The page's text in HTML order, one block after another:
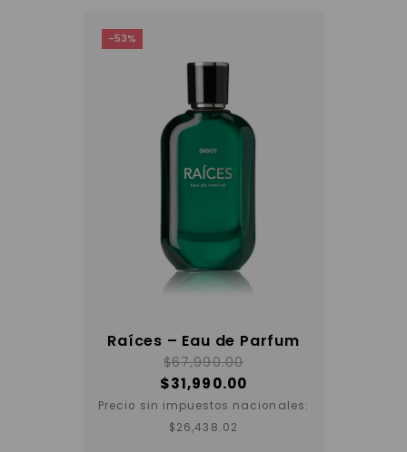
-53%
Raíces – Eau de Parfum
$67,990.00
$31,990.00
Precio sin impuestos nacionales:
$26,438.02